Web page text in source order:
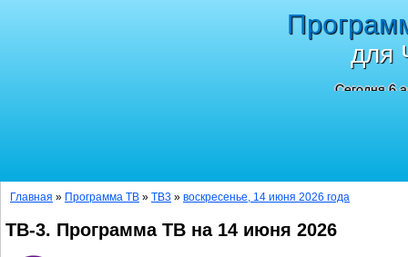
для
Сегодня 6
Главная » Программа ТВ » ТВ3 » воскресенье, 14 июня 2026 года
ТВ-3. Программа ТВ на 14 июня 2026